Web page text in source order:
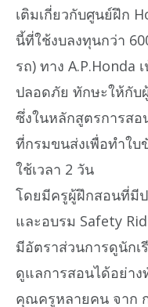
เติมเกี่ยวกับศูนย์ฝึก
นี้ที่ใช้งบลงทุนกว่า
รถ) ทาง A.P.Honda
ปลอดภัย ทักษะให้กับ
ซึ่งในหลักสูตรการสอ
ที่กรมขนส่งเพื่อทำใบ
ใช้เวลา 2 วัน
โดยมีครูผู้ฝึกสอนที่มี
และอบรม Safety
มีอัตราส่วนการดูนักเ
ดูแลการสอนได้อย่าง
คุณครูหลายคน จาก